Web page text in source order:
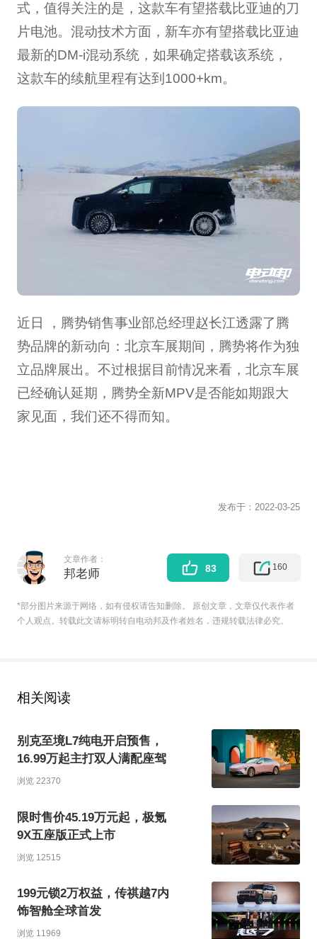
式，值得关注的是，这款车有望搭载比亚迪的刀
片电池。混动技术方面，新车亦有望搭载比亚迪
最新的DM-i混动系统，如果确定搭载该系统，
这款车的续航里程有达到1000+km。
近日 ，腾势销售事业部总经理赵长江透露了腾
势品牌的新动向：北京车展期间，腾势将作为独
立品牌展出。不过根据目前情况来看，北京车展
已经确认延期，腾势全新MPV是否能如期跟大
家见面，我们还不得而知。
发布于：2022-03-25
文章作者：
邦老师 83 160
*部分图片来源于网络，如有侵权请告知删除。 原创文章，文章仅代表作者
个人观点。转载此文请标明转自电动邦及作者姓名，违规转载法律必究。
相关阅读
别克至境L7纯电开启预售，
16.99万起主打双人满配座驾
浏览 22370
限时售价45.19万元起，极氪
9X五座版正式上市
浏览 12515
199元锁2万权益，传祺越7内
饰智舱全球首发
浏览 11969